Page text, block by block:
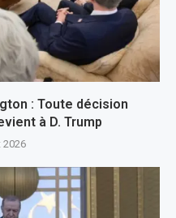
: Toute décision
à D. Trump
2026